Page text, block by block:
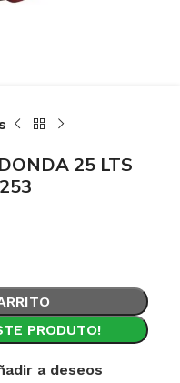
25 LTS
PRODUTO!
a deseos